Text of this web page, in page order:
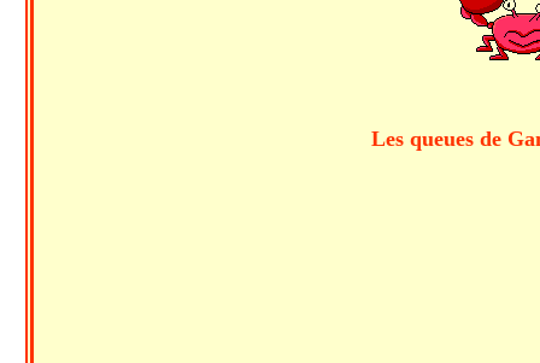
Les queues de